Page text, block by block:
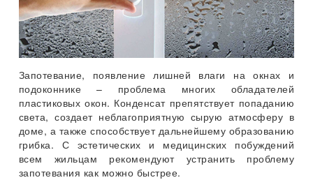
Запотевание, появление лишней влаги на окнах и
подоконнике – проблема многих обладателей
пластиковых окон. Конденсат препятствует попаданию
света, создает неблагоприятную сырую атмосферу в
доме, а также способствует дальнейшему образованию
грибка. С эстетических и медицинских побуждений
всем жильцам рекомендуют устранить проблему
запотевания как можно быстрее.